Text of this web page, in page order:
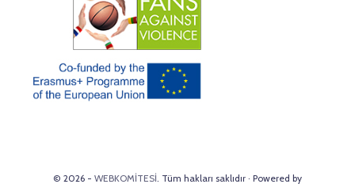
© 2026 - WEBKOMİTESİ. Tüm hakları saklıdır · Powered by